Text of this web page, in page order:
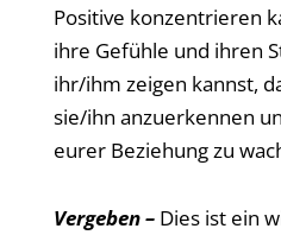
Positive konzentrieren
ihre Gefühle und ihren
ihr/ihm zeigen kannst,
sie/ihn anzuerkennen
eurer Beziehung zu
Vergeben – Dies ist ein